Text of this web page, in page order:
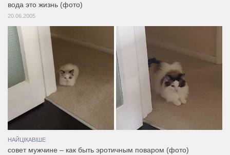
вода это жизнь (фото)
20.06.2005
НАЙЦІКАВІШЕ
совет мужчине – как быть эротичным поваром (фото)